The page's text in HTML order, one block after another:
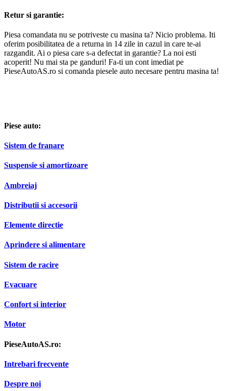
Retur si garantie:
Piesa comandata nu se potriveste cu masina ta? Nicio problema. Iti
oferim posibilitatea de a returna in 14 zile in cazul in care te-ai
razgandit. Ai o piesa care s-a defectat in garantie? La noi esti
acoperit! Nu mai sta pe ganduri! Fa-ti un cont imediat pe
PieseAutoAS.ro si comanda piesele auto necesare pentru masina ta!
Piese auto:
Sistem de franare
Suspensie si amortizoare
Ambreiaj
Distributii si accesorii
Elemente directie
Aprindere si alimentare
Sistem de racire
Evacuare
Confort si interior
Motor
PieseAutoAS.ro:
Intrebari frecvente
Despre noi